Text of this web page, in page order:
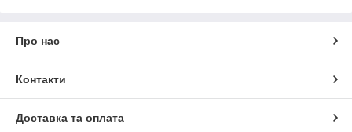
Про нас
Контакти
Доставка та оплата